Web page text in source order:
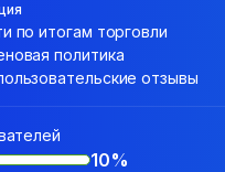
по итогам торговли
политика
отзывы
10%